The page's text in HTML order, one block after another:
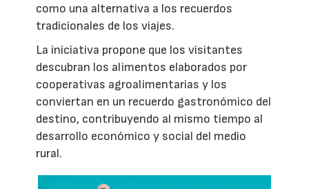
como una alternativa a los recuerdos
tradicionales de los viajes.
La iniciativa propone que los visitantes
descubran los alimentos elaborados por
cooperativas agroalimentarias y los
conviertan en un recuerdo gastronómico del
destino, contribuyendo al mismo tiempo al
desarrollo económico y social del medio
rural.